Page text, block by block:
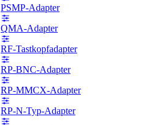
PSMP-Adapter
QMA-Adapter
RF-Tastkopfadapter
RP-BNC-Adapter
RP-MMCX-Adapter
RP-N-Typ-Adapter